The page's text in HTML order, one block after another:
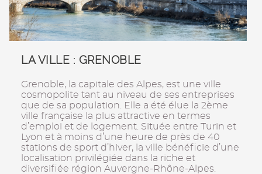
LA VILLE : GRENOBLE
Grenoble, la capitale des Alpes, est une ville
cosmopolite tant au niveau de ses entreprises
que de sa population. Elle a été élue la 2ème
ville française la plus attractive en termes
d’emploi et de logement. Située entre Turin et
Lyon et à moins d’une heure de près de 40
stations de sport d’hiver, la ville bénéficie d’une
localisation privilégiée dans la riche et
diversifiée région Auvergne-Rhône-Alpes.